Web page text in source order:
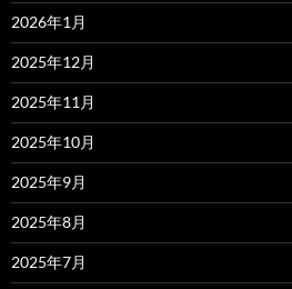
2026年1月
2025年12月
2025年11月
2025年10月
2025年9月
2025年8月
2025年7月